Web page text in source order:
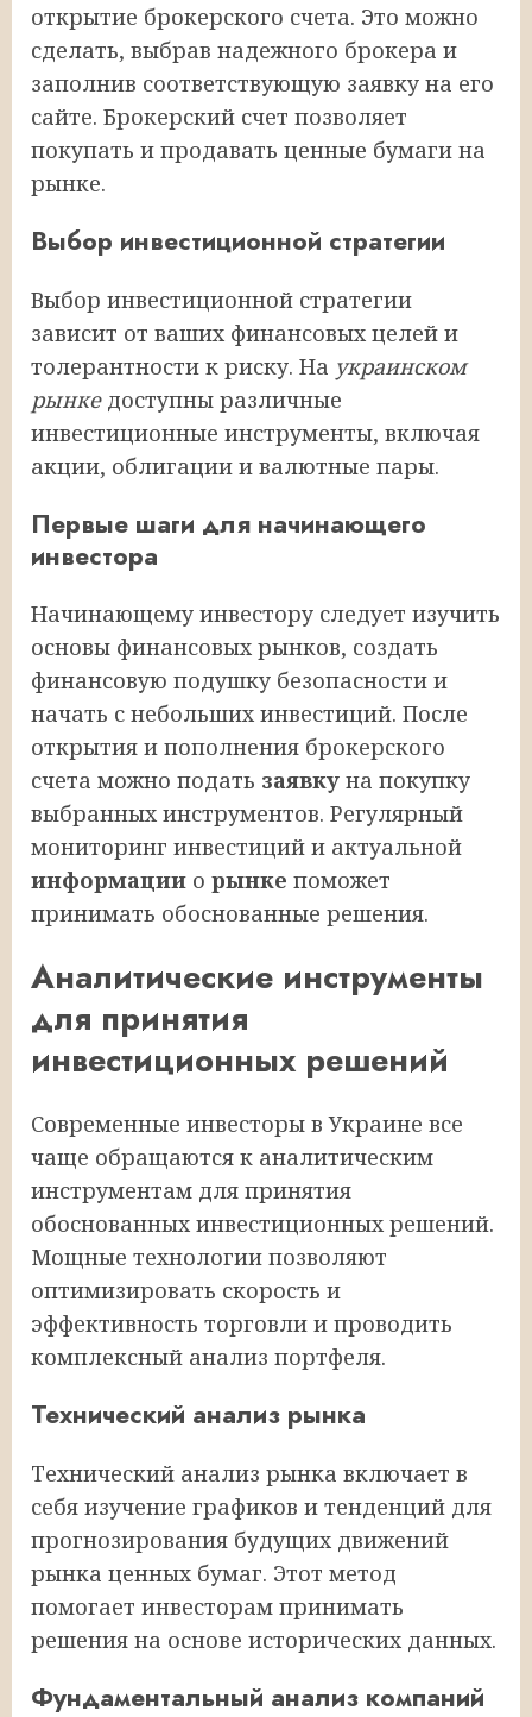
открытие брокерского счета. Это можно
сделать, выбрав надежного брокера и
заполнив соответствующую заявку на его
сайте. Брокерский счет позволяет
покупать и продавать ценные бумаги на
рынке.
Выбор инвестиционной стратегии
Выбор инвестиционной стратегии
зависит от ваших финансовых целей и
толерантности к риску. На украинском
рынкедоступны различные
инвестиционные инструменты, включая
акции, облигации и валютные пары.
Первые шаги для начинающего
инвестора
Начинающему инвестору следует изучить
основы финансовых рынков, создать
финансовую подушку безопасности и
начать с небольших инвестиций. После
открытия и пополнения брокерского
счета можно подать заявку на покупку
выбранных инструментов. Регулярный
мониторинг инвестиций и актуальной
информации о рынке поможет
принимать обоснованные решения.
Аналитические инструменты
для принятия
инвестиционных решений
Современные инвесторы в Украине все
чаще обращаются к аналитическим
инструментам для принятия
обоснованных инвестиционных решений.
Мощные технологии позволяют
оптимизировать скорость и
эффективность торговли и проводить
комплексный анализ портфеля.
Технический анализ рынка
Технический анализ рынка включает в
себя изучение графиков и тенденций для
прогнозирования будущих движений
рынка ценных бумаг. Этот метод
помогает инвесторам принимать
решения на основе исторических данных.
Фундаментальный анализ компаний